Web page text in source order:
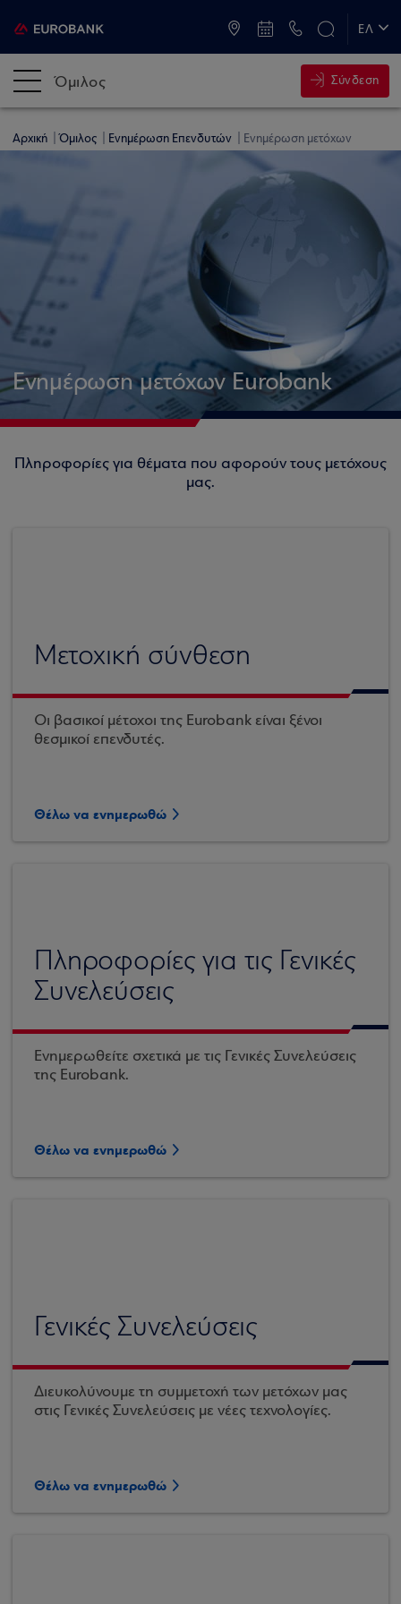
ΕΛ
Όμιλος Σύνδεση
Αρχική Όμιλος Ενημέρωση Επενδυτών Ενημέρωση μετόχων
Ενημέρωση μετόχων Eurobank
Πληροφορίες για θέματα που αφορούν τους μετόχους
μας.
Μετοχική σύνθεση
Οι βασικοί μέτοχοι της Eurobank είναι ξένοι
θεσμικοί επενδυτές.
Θέλω να ενημερωθώ
Πληροφορίες για τις Γενικές
Συνελεύσεις
Ενημερωθείτε σχετικά με τις Γενικές Συνελεύσεις
της Eurobank.
Θέλω να ενημερωθώ
Γενικές Συνελεύσεις
Διευκολύνουμε τη συμμετοχή των μετόχων μας
στις Γενικές Συνελεύσεις με νέες τεχνολογίες.
Θέλω να ενημερωθώ